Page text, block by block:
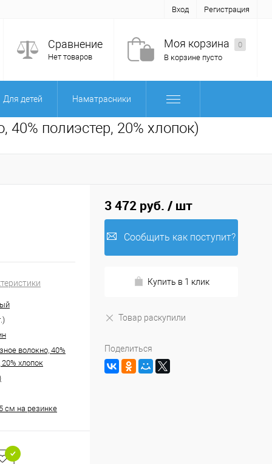
Вход Регистрация
Сравнение
Нет товаров
Моя корзина
0
В корзине пусто
Для детей Наматрасники
полиэстер, 20% хлопок)
волокно, 40%
20% хлопок
см на резинке
3 472 руб. / шт
Сообщить как поступит?
Купить в 1 клик
Товар раскупили
Поделиться